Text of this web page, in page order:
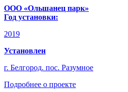
ООО «Ольшанец парк»
Год установки:
2019
Установлен
г. Белгород. пос. Разумное
Подробнее о проекте